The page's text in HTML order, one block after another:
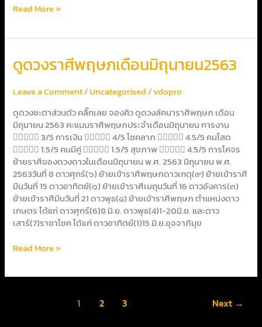
Read More »
ดูดวงราศีพฤษภเดือนมิถุนายน2563
Leave a Comment/Uncategorised/vdopro
ดูดวงชะตาส่วนตัว คลิ๊กเลย จองคิว ดูดวงลัคนาราศีพฤษภ เดือน
มิถุนายน 2563 คะแนนราศีพฤษภประจำเดือนมิถุนายน การงาน
 3/5 การเงิน  4/5 โชคลาภ  4.5/5 คนโสด
 1.5/5 คนมีคู่  1.5/5 สุขภาพ  4.5/5 การโคจร
ย้ายราศีของดวงดาวในเดือนมิถุนายน พ.ศ. 2563 มิถุนายน พ.ศ.
2563วันที่ 8 ดาวศุกร์(๖) ย้ายเข้าราศีพฤษภดาวเกตุ(๙) ย้ายเข้าราศี
มีนวันที่ 15 ดาวอาทิตย์(๑) ย้ายเข้าราศีเมถุนวันที่ 16 ดาวอังคาร(๓)
ย้ายเข้าราศีมีนวันที่ 21 ดาวพุธ(๔) ย้ายเข้าราศีพฤษภ ตำแหน่งดาว
เกษตร ได้แก่ ดาวศุกร์(6)8 มิ.ย. ดาวพุธ(4)1-20มิ.ย. และดาว
เสาร์(7)ราชาโชค ได้แก่ ดาวอาทิตย์(1)15 มิ.ย.อุจจาภิมุข
วง
พฤษภ
มิถุนายน2563
Read More »
1 2 3 Next →